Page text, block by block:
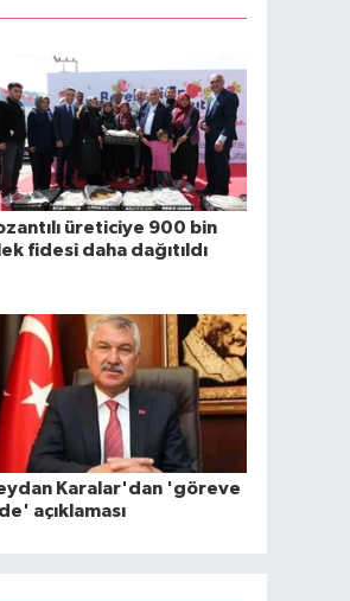
üreticiye 900 bin
fidesi daha dağıtıldı
Karalar'dan 'göreve
açıklaması